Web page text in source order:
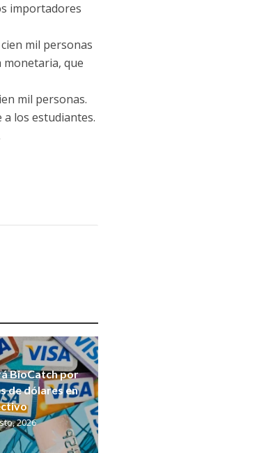
importadores
mil personas
monetaria, que
mil personas.
a los estudiantes.
BioCatch por
de dólares en
2026